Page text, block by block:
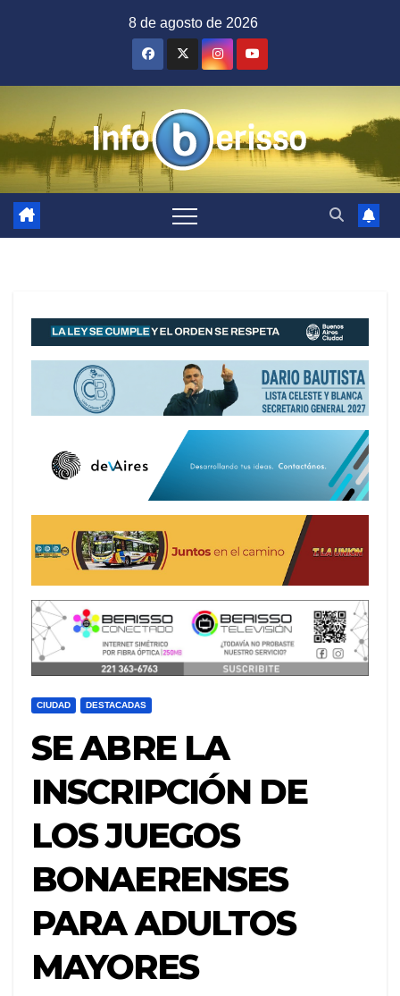
8 de agosto de 2026
CIUDAD DESTACADAS
SE ABRE LA
INSCRIPCIÓN DE
LOS JUEGOS
BONAERENSES
PARA ADULTOS
MAYORES